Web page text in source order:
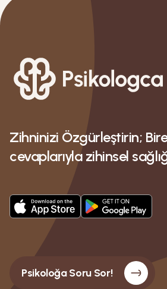
Zihninizi Özgürleştirin;
cevaplarıyla zihinsel
Psikoloğa Soru Sor!